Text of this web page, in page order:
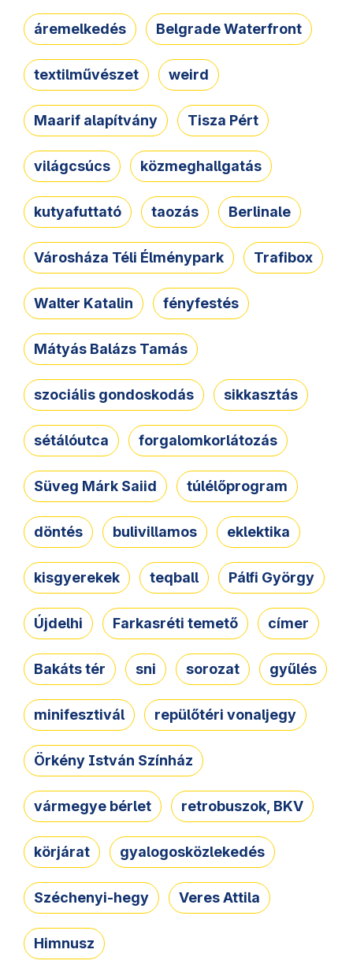
áremelkedés Belgrade Waterfront
textilművészet weird
Maarif alapítvány Tisza Pért
világcsúcs közmeghallgatás
kutyafuttató taozás Berlinale
Városháza Téli Élménypark Trafibox
Walter Katalin fényfestés
Mátyás Balázs Tamás
szociális gondoskodás sikkasztás
sétálóutca forgalomkorlátozás
Süveg Márk Saiid túlélőprogram
döntés bulivillamos eklektika
kisgyerekek teqball Pálfi György
Újdelhi Farkasréti temető címer
Bakáts tér sni sorozat gyűlés
minifesztivál repülőtéri vonaljegy
Örkény István Színház
vármegye bérlet retrobuszok, BKV
körjárat gyalogosközlekedés
Széchenyi-hegy Veres Attila
Himnusz